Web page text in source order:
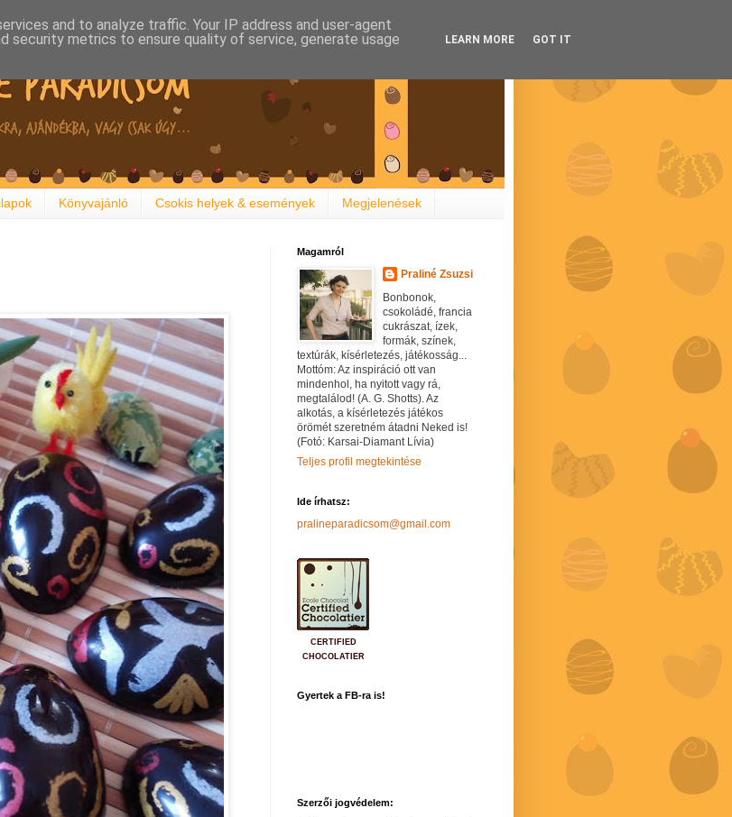
Könyvajánló Csokis helyek & események Megjelenések
Magamról
Praliné Zsuzsi
Bonbonok,
csokoládé, francia
cukrászat, ízek,
formák, színek,
textúrák, kísérletezés, játékosság...
Mottóm: Az inspiráció ott van
mindenhol, ha nyitott vagy rá,
megtalálod! (A. G. Shotts). Az
alkotás, a kísérletezés játékos
örömét szeretném átadni Neked is!
(Fotó: Karsai-Diamant Lívia)
Teljes profil megtekintése
Ide írhatsz:
pralineparadicsom@gmail.com
CERTIFIED
CHOCOLATIER
Gyertek a FB-ra is!
Szerzői jogvédelem:
and to analyze traffic. Your IP address and user-agent
security metrics to ensure quality of service, generate usage
LEARN MORE GOT IT